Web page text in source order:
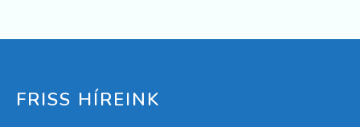
FRISS HÍREINK